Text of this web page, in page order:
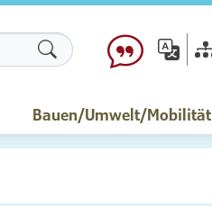
Formularschaltfläche
Bauen/Umwelt/Mobilität